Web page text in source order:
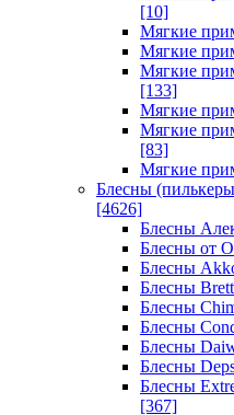
[10]
Мягкие
Мягкие
Мягкие
[133]
Мягкие
Мягкие
[83]
Мягкие
Блесны
[4626]
Блесны
Блесны от
Блесны
Блесны
Блесны
Блесны
Блесны
Блесны
Блесны
[367]